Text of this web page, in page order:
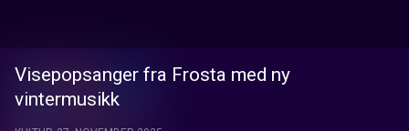
Visepopsanger fra Frosta med ny
vintermusikk